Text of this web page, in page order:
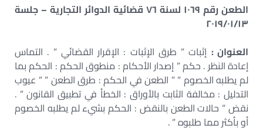
الطعن رقم ١٠٦٩ لسنة ٧٦ قضائية الدوائر التجارية – جلسة
٢٠١٩/٠١/١٣
العنوان : إثبات ” طرق الإثبات : الإقرار القضائي ” . التماس
إعادة النظر . حكم ” إصدار الأحكام : منطوق الحكم : الحكم بما
لم يطلبه الخصوم ” ” الطعن في الحكم : طرق الطعن ” ” عيوب
التدليل : مخالفة الثابت بالأوراق : الخطأ في تطبيق القانون ” .
نقض ” حالات الطعن بالنقض : الحكم بشيء لم يطلبه الخصوم
أو بأكثر مما طلبوه ” .